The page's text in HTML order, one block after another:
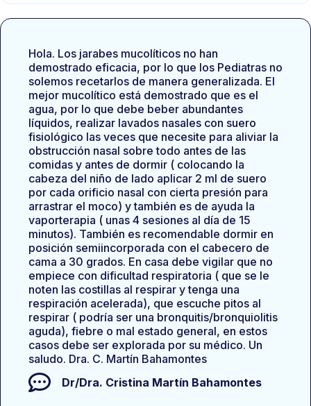
Hola. Los jarabes mucolíticos no han
demostrado eficacia, por lo que los Pediatras no
solemos recetarlos de manera generalizada. El
mejor mucolítico está demostrado que es el
agua, por lo que debe beber abundantes
líquidos, realizar lavados nasales con suero
fisiológico las veces que necesite para aliviar la
obstrucción nasal sobre todo antes de las
comidas y antes de dormir ( colocando la
cabeza del niño de lado aplicar 2 ml de suero
por cada orificio nasal con cierta presión para
arrastrar el moco) y también es de ayuda la
vaporterapia ( unas 4 sesiones al día de 15
minutos). También es recomendable dormir en
posición semiincorporada con el cabecero de
cama a 30 grados. En casa debe vigilar que no
empiece con dificultad respiratoria ( que se le
noten las costillas al respirar y tenga una
respiración acelerada), que escuche pitos al
respirar ( podría ser una bronquitis/bronquiolitis
aguda), fiebre o mal estado general, en estos
casos debe ser explorada por su médico. Un
saludo. Dra. C. Martín Bahamontes
Dr/Dra. Cristina Martín Bahamontes